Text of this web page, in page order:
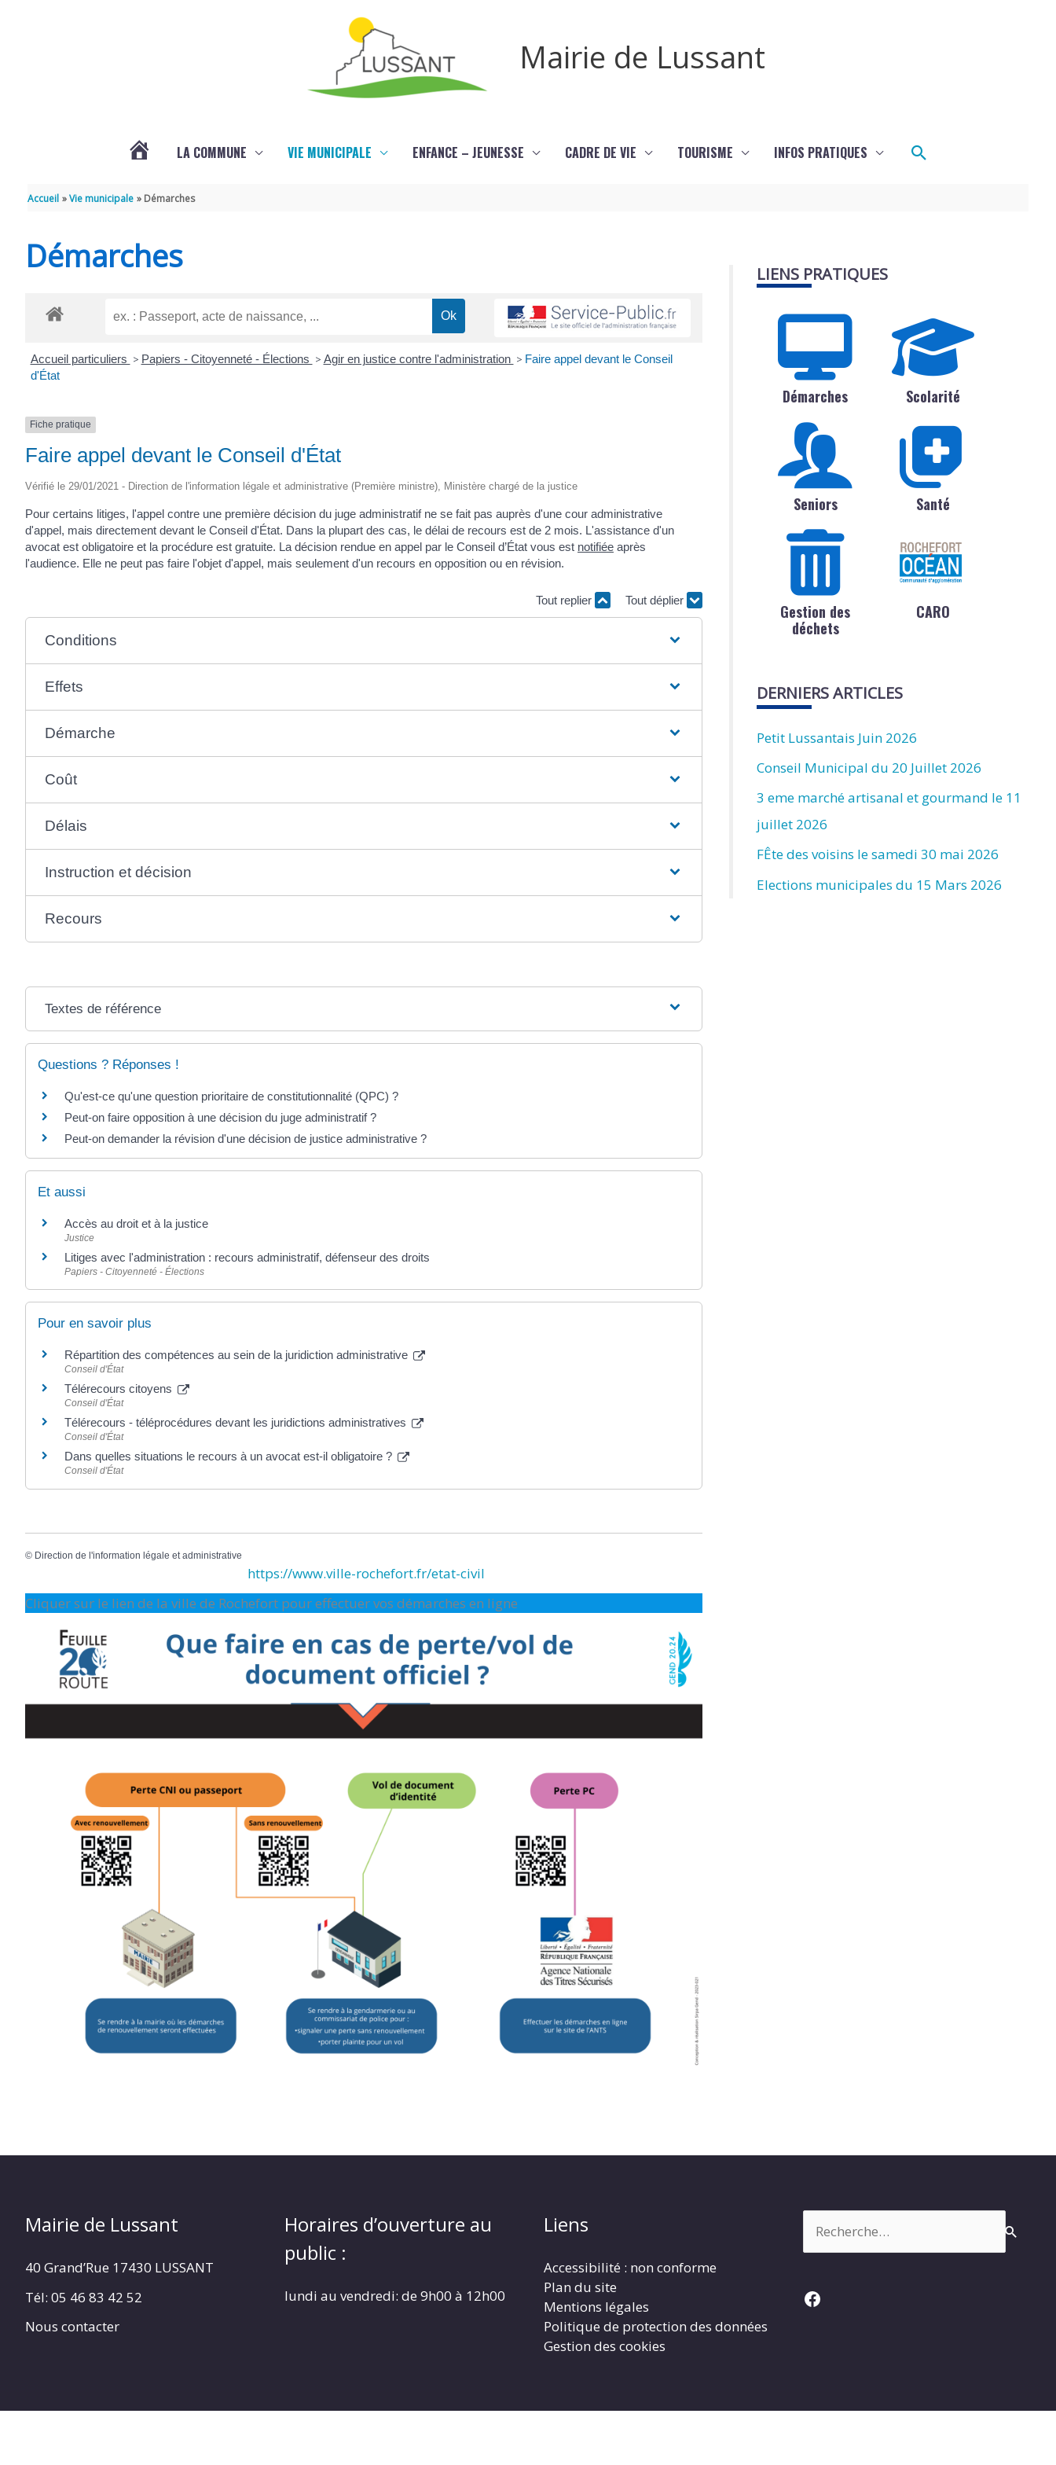
Mairie de Lussant
LA COMMUNE VIE MUNICIPALE ENFANCE – JEUNESSE CADRE DE VIE TOURISME INFOS PRATIQUES Rechercher
Accueil Vie municipale Démarches
Démarches
Accueil particuliers > Papiers - Citoyenneté - Élections > Agir en justice contre l'administration > Faire appel devant le Conseil
d'État
Fiche pratique
Faire appel devant le Conseil d'État
Vérifié le 29/01/2021 - Direction de l'information légale et administrative (Première ministre), Ministère chargé de la justice
Pour certains litiges, l'appel contre une première décision du juge administratif ne se fait pas auprès d'une cour administrative
d'appel, mais directement devant le Conseil d'État. Dans la plupart des cas, le délai de recours est de 2 mois. L'assistance d'un
avocat est obligatoire et la procédure est gratuite. La décision rendue en appel par le Conseil d’État vous est notifiée après
l'audience. Elle ne peut pas faire l'objet d'appel, mais seulement d'un recours en opposition ou en révision.
Tout replier Tout déplier
Conditions
Effets
Démarche
Coût
Délais
Instruction et décision
Recours
Textes de référence
Questions ? Réponses !
Qu'est-ce qu'une question prioritaire de constitutionnalité (QPC) ?
Peut-on faire opposition à une décision du juge administratif ?
Peut-on demander la révision d'une décision de justice administrative ?
Et aussi
Accès au droit et à la justice
Justice
Litiges avec l'administration : recours administratif, défenseur des droits
Papiers - Citoyenneté - Élections
Pour en savoir plus
Répartition des compétences au sein de la juridiction administrative
Conseil d'État
Télérecours citoyens
Conseil d'État
Télérecours - téléprocédures devant les juridictions administratives
Conseil d'État
Dans quelles situations le recours à un avocat est-il obligatoire ?
Conseil d'État
© Direction de l'information légale et administrative
https://www.ville-rochefort.fr/etat-civil
Cliquer sur le lien de la ville de Rochefort pour effectuer vos démarches en ligne
LIENS PRATIQUES
Démarches Scolarité
Seniors Santé
Gestion des
déchets
CARO
DERNIERS ARTICLES
Petit Lussantais Juin 2026
Conseil Municipal du 20 Juillet 2026
3 eme marché artisanal et gourmand le 11
juillet 2026
FÊte des voisins le samedi 30 mai 2026
Elections municipales du 15 Mars 2026
Mairie de Lussant
40 Grand’Rue 17430 LUSSANT
Tél: 05 46 83 42 52
Nous contacter
Horaires d’ouverture au
public :
lundi au vendredi: de 9h00 à 12h00
Liens
Accessibilité : non conforme
Plan du site
Mentions légales
Politique de protection des données
Gestion des cookies
Facebook